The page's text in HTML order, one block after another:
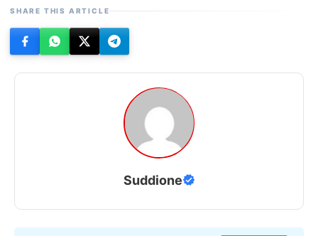
SHARE THIS ARTICLE
Suddione